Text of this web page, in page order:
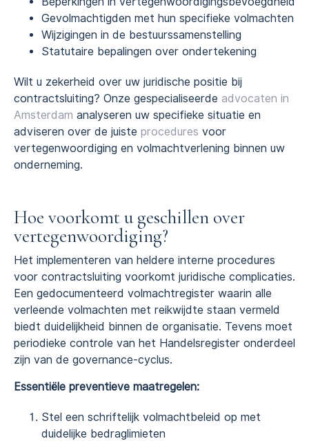
Gevolmachtigden met hun specifieke volmachten
Wijzigingen in de bestuurssamenstelling
Statutaire bepalingen over ondertekening
Wilt u zekerheid over uw juridische positie bij
contractsluiting? Onze gespecialiseerde advocaten in
Amsterdam analyseren uw specifieke situatie en
adviseren over de juiste procedures voor
vertegenwoordiging en volmachtverlening binnen uw
onderneming.
Hoe voorkomt u geschillen over
vertegenwoordiging?
Het implementeren van heldere interne procedures
voor contractsluiting voorkomt juridische complicaties.
Een gedocumenteerd volmachtregister waarin alle
verleende volmachten met reikwijdte staan vermeld
biedt duidelijkheid binnen de organisatie. Tevens moet
periodieke controle van het Handelsregister onderdeel
zijn van de governance-cyclus.
Essentiële preventieve maatregelen:
Stel een schriftelijk volmachtbeleid op met
duidelijke bedraglimieten